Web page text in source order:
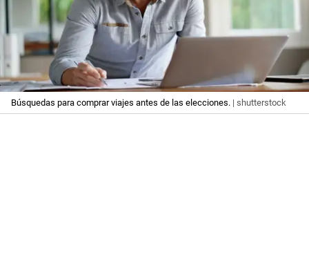
Búsquedas para comprar viajes antes de las elecciones. | shutterstock